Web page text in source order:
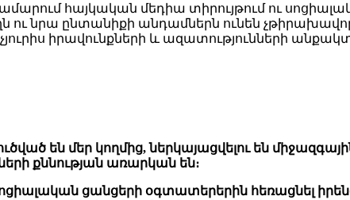
հայկական մեդիա տիրույթում ու
ու նրա ընտանիքի անդամներն ունեն
իրավունքների և ազատությունների
են մեր կողմից, ներկայացվելու են
քննության առարկան են։
ցանցերի օգտատերերին հեռացնել